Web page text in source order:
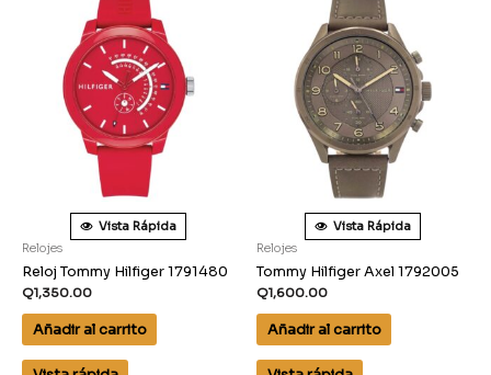
Vista Rápida
Relojes
Reloj Tommy Hilfiger 1791480
Q1,350.00
Añadir al carrito
Vista Rápida
Relojes
Tommy Hilfiger Axel 1792005
Q1,600.00
Añadir al carrito